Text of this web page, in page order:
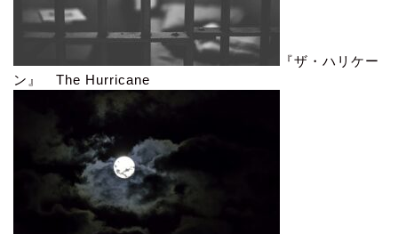
『ザ・ハリケー
ン』 The Hurricane